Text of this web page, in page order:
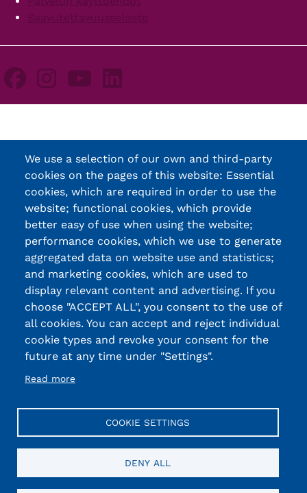
Saavutettavuusseloste
We use a selection of our own and third-party
cookies on the pages of this website: Essential
cookies, which are required in order to use the
website; functional cookies, which provide
better easy of use when using the website;
performance cookies, which we use to generate
aggregated data on website use and statistics;
and marketing cookies, which are used to
display relevant content and advertising. If you
choose "ACCEPT ALL", you consent to the use of
all cookies. You can accept and reject individual
cookie types and revoke your consent for the
future at any time under "Settings".
Read more
COOKIE SETTINGS
DENY ALL